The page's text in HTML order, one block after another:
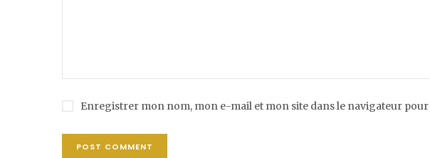
Enregistrer mon nom, mon e-mail et mon site dans le navigateur